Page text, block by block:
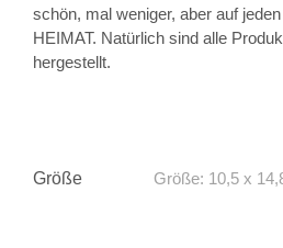
schön, mal weniger, aber auf
HEIMAT. Natürlich sind alle
hergestellt.
Größe Größe: 10,5 x